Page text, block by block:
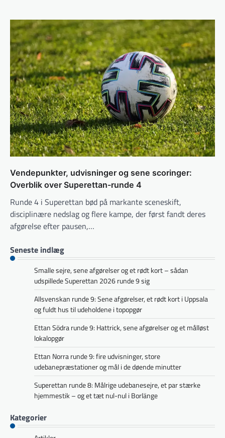
Vendepunkter, udvisninger og sene scoringer:
Overblik over Superettan-runde 4
Runde 4 i Superettan bød på markante sceneskift,
disciplinære nedslag og flere kampe, der først fandt deres
afgørelse efter pausen,…
Seneste indlæg
Smalle sejre, sene afgørelser og et rødt kort – sådan
udspillede Superettan 2026 runde 9 sig
Allsvenskan runde 9: Sene afgørelser, et rødt kort i Uppsala
og fuldt hus til udeholdene i topopgør
Ettan Södra runde 9: Hattrick, sene afgørelser og et målløst
lokalopgør
Ettan Norra runde 9: fire udvisninger, store
udebanepræstationer og mål i de døende minutter
Superettan runde 8: Målrige udebanesejre, et par stærke
hjemmestik – og et tæt nul-nul i Borlänge
Kategorier